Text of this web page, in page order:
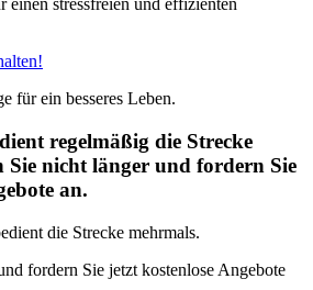
einen stressfreien und effizienten
für ein besseres Leben.
regelmäßig die Strecke
Sie nicht länger und fordern Sie
an.
die Strecke mehrmals.
fordern Sie jetzt kostenlose Angebote